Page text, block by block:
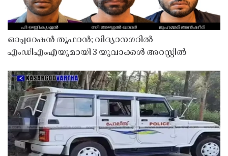
ഓപ്പറേഷൻ തൂഫാൻ; വിദ്യാനഗറിൽ
എംഡിഎംഎയുമായി 3 യുവാക്കൾ അറസ്റ്റിൽ